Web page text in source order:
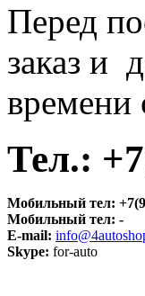
Перед
заказ и
времени
Тел.:
Мобильный тел:
Мобильный тел: -
E-mail:
Skype: for-auto